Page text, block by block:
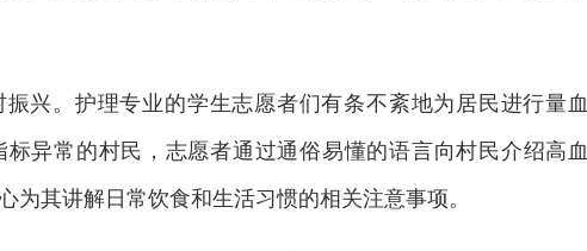
兴。护理专业的学生志愿者们有条不紊地为居民进行量血
异常的村民，志愿者通过通俗易懂的语言向村民介绍高血
为其讲解日常饮食和生活习惯的相关注意事项。